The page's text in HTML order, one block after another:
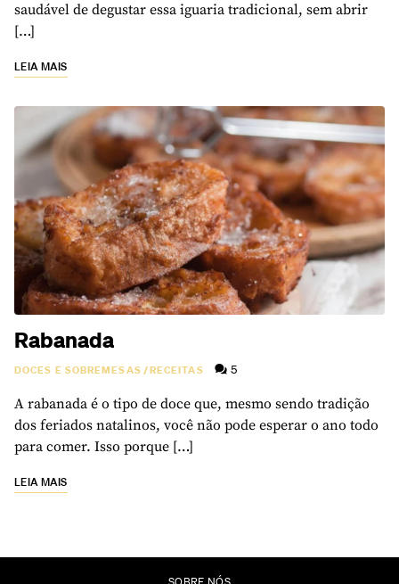
saudável de degustar essa iguaria tradicional, sem abrir
[…]
LEIA MAIS
Rabanada
DOCES E SOBREMESAS/RECEITAS 5
A rabanada é o tipo de doce que, mesmo sendo tradição
dos feriados natalinos, você não pode esperar o ano todo
para comer. Isso porque […]
LEIA MAIS